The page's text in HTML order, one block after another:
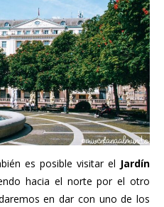
es posible visitar el Jardín
hacia el norte por el otro
en dar con uno de los